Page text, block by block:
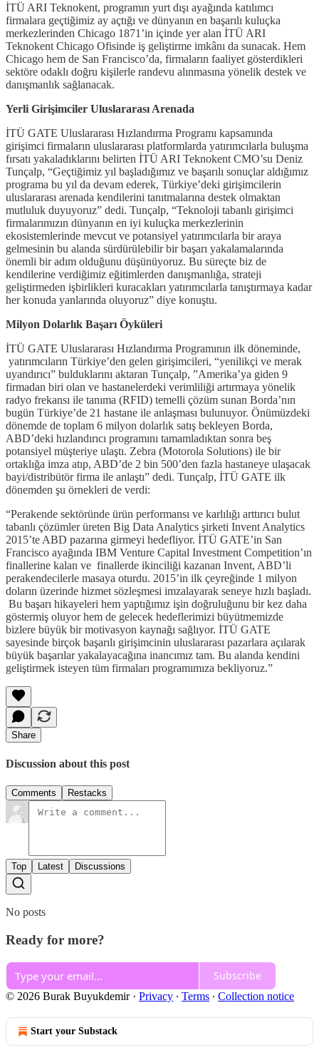
İTÜ ARI Teknokent, programın yurt dışı ayağında katılımcı
firmalara geçtiğimiz ay açtığı ve dünyanın en başarılı kuluçka
merkezlerinden Chicago 1871’in içinde yer alan İTÜ ARI
Teknokent Chicago Ofisinde iş geliştirme imkânı da sunacak. Hem
Chicago hem de San Francisco’da, firmaların faaliyet gösterdikleri
sektöre odaklı doğru kişilerle randevu alınmasına yönelik destek ve
danışmanlık sağlanacak.
Yerli Girişimciler Uluslararası Arenada
İTÜ GATE Uluslararası Hızlandırma Programı kapsamında
girişimci firmaların uluslararası platformlarda yatırımcılarla buluşma
fırsatı yakaladıklarını belirten İTÜ ARI Teknokent CMO’su Deniz
Tunçalp, “Geçtiğimiz yıl başladığımız ve başarılı sonuçlar aldığımız
programa bu yıl da devam ederek, Türkiye’deki girişimcilerin
uluslararası arenada kendilerini tanıtmalarına destek olmaktan
mutluluk duyuyoruz” dedi. Tunçalp, “Teknoloji tabanlı girişimci
firmalarımızın dünyanın en iyi kuluçka merkezlerinin
ekosistemlerinde mevcut ve potansiyel yatırımcılarla bir araya
gelmesinin bu alanda sürdürülebilir bir başarı yakalamalarında
önemli bir adım olduğunu düşünüyoruz. Bu süreçte biz de
kendilerine verdiğimiz eğitimlerden danışmanlığa, strateji
geliştirmeden işbirlikleri kuracakları yatırımcılarla tanıştırmaya kadar
her konuda yanlarında oluyoruz” diye konuştu.
Milyon Dolarlık Başarı Öyküleri
İTÜ GATE Uluslararası Hızlandırma Programının ilk döneminde,
yatırımcıların Türkiye’den gelen girişimcileri, “yenilikçi ve merak
uyandırıcı” bulduklarını aktaran Tunçalp, ”Amerika’ya giden 9
firmadan biri olan ve hastanelerdeki verimliliği artırmaya yönelik
radyo frekansı ile tanıma (RFID) temelli çözüm sunan Borda’nın
bugün Türkiye’de 21 hastane ile anlaşması bulunuyor. Önümüzdeki
dönemde de toplam 6 milyon dolarlık satış bekleyen Borda,
ABD’deki hızlandırıcı programını tamamladıktan sonra beş
potansiyel müşteriye ulaştı. Zebra (Motorola Solutions) ile bir
ortaklığa imza atıp, ABD’de 2 bin 500’den fazla hastaneye ulaşacak
bayi/distribütör firma ile anlaştı” dedi. Tunçalp, İTÜ GATE ilk
dönemden şu örnekleri de verdi:
“Perakende sektöründe ürün performansı ve karlılığı arttırıcı bulut
tabanlı çözümler üreten Big Data Analytics şirketi Invent Analytics
2015’te ABD pazarına girmeyi hedefliyor. İTÜ GATE’in San
Francisco ayağında IBM Venture Capital Investment Competition’ın
finallerine kalan ve finallerde ikinciliği kazanan Invent, ABD’li
perakendecilerle masaya oturdu. 2015’in ilk çeyreğinde 1 milyon
doların üzerinde hizmet sözleşmesi imzalayarak seneye hızlı başladı.
Bu başarı hikayeleri hem yaptığımız işin doğruluğunu bir kez daha
göstermiş oluyor hem de gelecek hedeflerimizi büyütmemizde
bizlere büyük bir motivasyon kaynağı sağlıyor. İTÜ GATE
sayesinde birçok başarılı girişimcinin uluslararası pazarlara açılarak
büyük başarılar yakalayacağına inancımız tam. Bu alanda kendini
geliştirmek isteyen tüm firmaları programımıza bekliyoruz.”
Share
Discussion about this post
Comments Restacks
Top Latest Discussions
No posts
Ready for more?
Subscribe
© 2026 Burak Buyukdemir· Privacy ∙ Terms ∙ Collection notice
Start your Substack